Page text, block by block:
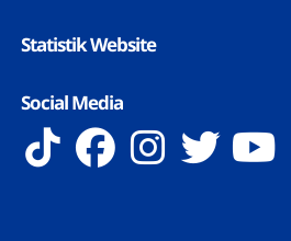
Statistik Website
Social Media